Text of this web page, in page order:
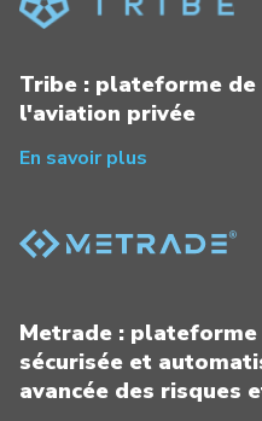
Tribe : plateforme
l'aviation privée
En savoir plus
Metrade :
sécurisée et
avancée des risques